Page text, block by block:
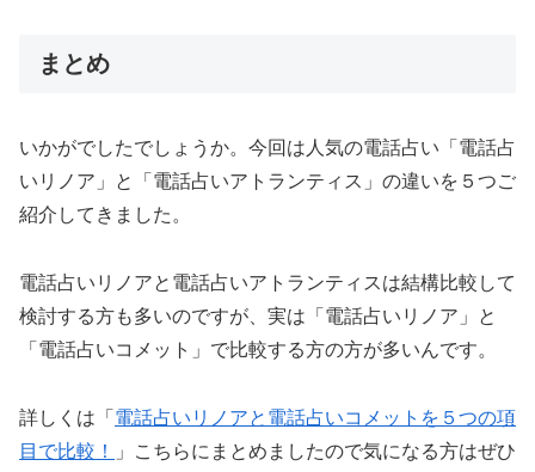
まとめ
いかがでしたでしょうか。今回は人気の電話占い「電話占
いリノア」と「電話占いアトランティス」の違いを５つご
紹介してきました。
電話占いリノアと電話占いアトランティスは結構比較して
検討する方も多いのですが、実は「電話占いリノア」と
「電話占いコメット」で比較する方の方が多いんです。
詳しくは「 電話占いリノアと電話占いコメットを５つの項
目で比較！
」こちらにまとめましたので気になる方はぜひ